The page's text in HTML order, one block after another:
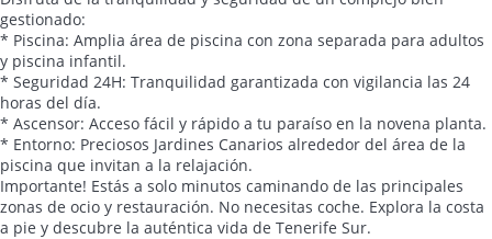
gestionado:
* Piscina: Amplia área de piscina con zona separada para adultos
y piscina infantil.
* Seguridad 24H: Tranquilidad garantizada con vigilancia las 24
horas del día.
* Ascensor: Acceso fácil y rápido a tu paraíso en la novena planta.
* Entorno: Preciosos Jardines Canarios alrededor del área de la
piscina que invitan a la relajación.
Importante! Estás a solo minutos caminando de las principales
zonas de ocio y restauración. No necesitas coche. Explora la costa
a pie y descubre la auténtica vida de Tenerife Sur.